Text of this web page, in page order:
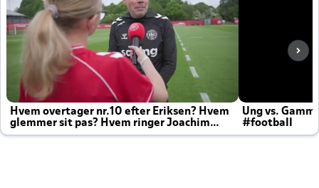
Hvem overtager nr.10 efter Eriksen? Hvem
glemmer sit pas? Hvem ringer Joachim
altid til efter kampe?
Ung vs.
#football